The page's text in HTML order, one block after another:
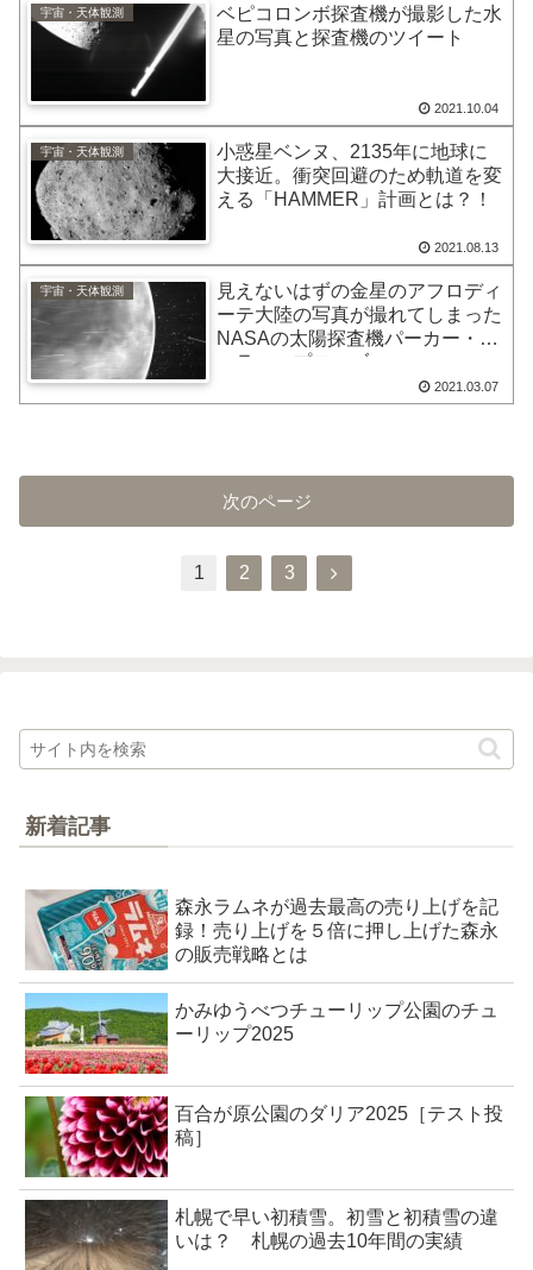
宇宙・天体観測
ベピコロンボ探査機が撮影した水
星の写真と探査機のツイート
2021.10.04
宇宙・天体観測
小惑星ベンヌ、2135年に地球に
大接近。衝突回避のため軌道を変
える「HAMMER」計画とは？！
2021.08.13
宇宙・天体観測
見えないはずの金星のアフロディ
ーテ大陸の写真が撮れてしまった
NASAの太陽探査機パーカー・ソ
ーラー・プローブ
2021.03.07
次のページ
1 2 3
次
新着記事
森永ラムネが過去最高の売り上げを記
録！売り上げを５倍に押し上げた森永
の販売戦略とは
かみゆうべつチューリップ公園のチュ
ーリップ2025
百合が原公園のダリア2025［テスト投
稿］
札幌で早い初積雪。初雪と初積雪の違
いは？ 札幌の過去10年間の実績